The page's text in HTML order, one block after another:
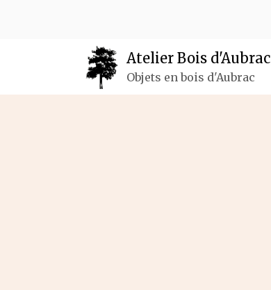
Atelier Bois d'Aubrac
Objets en bois d'Aubrac